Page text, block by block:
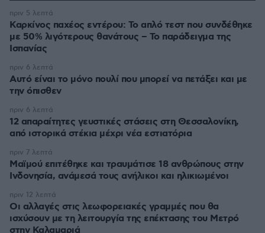
Καρκίνος παχέος εντέρου: Το απλό τεστ που συνδέθηκε
με 50% λιγότερους θανάτους – Το παράδειγμα της
Ισπανίας
πριν 5 λεπτά
Αυτό είναι το μόνο πουλί που μπορεί να πετάξει και με
την όπισθεν
πριν 6 λεπτά
12 απαραίτητες γευστικές στάσεις στη Θεσσαλονίκη,
από ιστορικά στέκια μέχρι νέα εστιατόρια
πριν 6 λεπτά
Μαϊμού επιτέθηκε και τραυμάτισε 18 ανθρώπους στην
Ινδονησία, ανάμεσά τους ανήλικοι και ηλικιωμένοι
πριν 7 λεπτά
Οι αλλαγές στις λεωφορειακές γραμμές που θα
ισχύσουν με τη λειτουργία της επέκτασης του Μετρό
στην Καλαμαριά
πριν 12 λεπτά